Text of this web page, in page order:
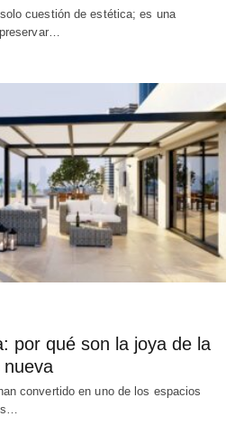
cuestión de estética; es una
por qué son la joya de la
convertido en uno de los espacios